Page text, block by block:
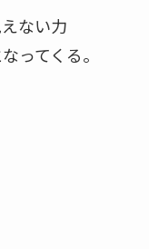
ない力
ってくる。